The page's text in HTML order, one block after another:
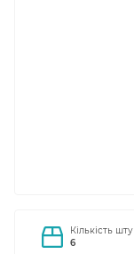
Кількість
6